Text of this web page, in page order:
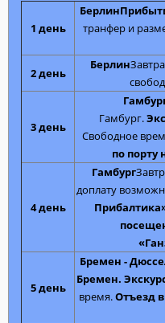
1 день
Берлин
транфер и
2 день
Берлин
3 день
Гамбург.
Свободное
по порту
4 день
Гамбург
доплату
5 день
Бремен -
Бремен.
время.Отъезд